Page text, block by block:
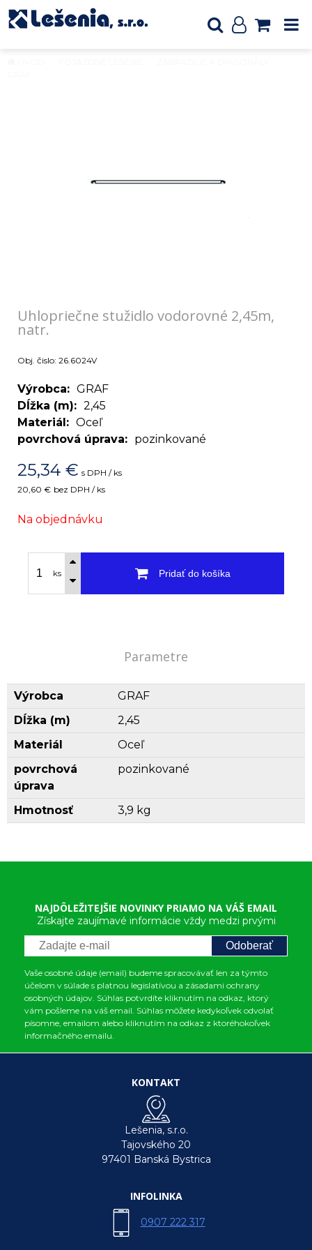
Uhlopriečne stužidlo vodorovné 2,45m,
natr.
Obj. čislo: 26.6024V
Výrobca
GRAF
Dĺžka (m)
2,45
Materiál
Oceľ
povrchová úprava
pozinkované
25,34 € s DPH / ks
20,60 € bez DPH / ks
Na objednávku
ks Pridať do košíka
Parametre
Výrobca
GRAF
Dĺžka (m)
2,45
Materiál
Oceľ
povrchová
úprava
pozinkované
Hmotnosť 3,9 kg
NAJDÔLEŽITEJŠIE NOVINKY PRIAMO NA VÁŠ EMAIL
Získajte zaujímavé informácie vždy medzi prvými
Odoberať
Vaše osobné údaje (email) budeme spracovávať len za týmto
účelom v súlade s platnou legislatívou a zásadami ochrany
osobných údajov. Súhlas potvrdíte kliknutím na odkaz, ktorý
vám pošleme na váš email. Súhlas môžete kedykoľvek odvolať
písomne, emailom alebo kliknutím na odkaz z ktoréhokoľvek
informačného emailu.
KONTAKT
Lešenia, s.r.o.
Tajovského 20
97401 Banská Bystrica
INFOLINKA
0907 222 317